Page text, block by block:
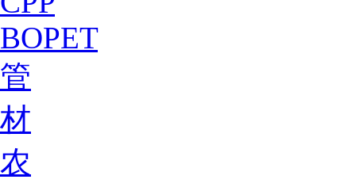
BOPET
管
材
农